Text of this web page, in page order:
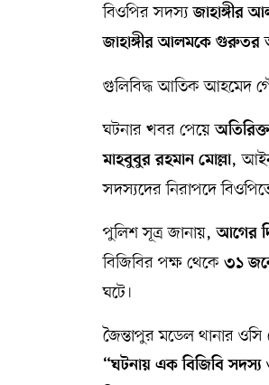
বিওপির সদস্যজাহাঙ্গীর
জাহাঙ্গীর আলমকে গুরুতর
গুলিবিদ্ধ আতিক আহমেদ
ঘটনার খবর পেয়ে
মাহবুবুর রহমান মোল্লা,
সদস্যদের নিরাপদে
পুলিশ সূত্র জানায়,আগের
বিজিবির পক্ষ থেকে ৩১
ঘটে।
জৈন্তাপুর মডেল থানার ওসি
“ঘটনায় এক বিজিবি সদস্য